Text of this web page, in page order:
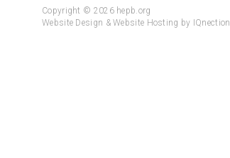
Copyright © 2026 hepb.org
Website Design & Website Hosting by IQnection